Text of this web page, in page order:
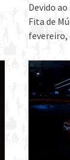
Devido
Fita de
fevereiro,